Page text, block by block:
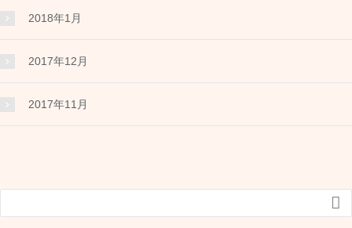
2018年1月
2017年12月
2017年11月
